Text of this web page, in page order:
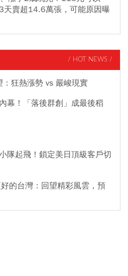
天賣超14.6萬張，可能原因曝
/ HOT NEWS /
狂熱漲勢 vs 嚴峻現實
幕！「落後群創」成最後稻
隊起飛！鎖定美日頂級客戶切
的台灣：回望精彩風雲，預